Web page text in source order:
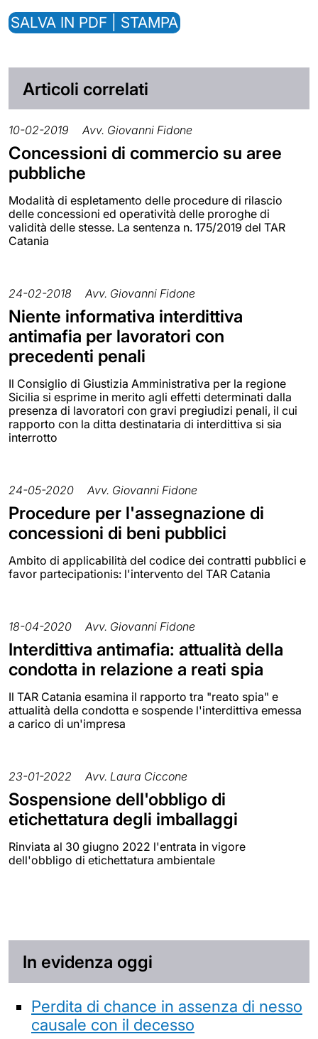
SALVA IN PDF | STAMPA
Articoli correlati
10-02-2019 Avv. Giovanni Fidone
Concessioni di commercio su aree
pubbliche
Modalità di espletamento delle procedure di rilascio
delle concessioni ed operatività delle proroghe di
validità delle stesse. La sentenza n. 175/2019 del TAR
Catania
24-02-2018 Avv. Giovanni Fidone
Niente informativa interdittiva
antimafia per lavoratori con
precedenti penali
Il Consiglio di Giustizia Amministrativa per la regione
Sicilia si esprime in merito agli effetti determinati dalla
presenza di lavoratori con gravi pregiudizi penali, il cui
rapporto con la ditta destinataria di interdittiva si sia
interrotto
24-05-2020 Avv. Giovanni Fidone
Procedure per l'assegnazione di
concessioni di beni pubblici
Ambito di applicabilità del codice dei contratti pubblici e
favor partecipationis: l'intervento del TAR Catania
18-04-2020 Avv. Giovanni Fidone
Interdittiva antimafia: attualità della
condotta in relazione a reati spia
Il TAR Catania esamina il rapporto tra "reato spia" e
attualità della condotta e sospende l'interdittiva emessa
a carico di un'impresa
23-01-2022 Avv. Laura Ciccone
Sospensione dell'obbligo di
etichettatura degli imballaggi
Rinviata al 30 giugno 2022 l'entrata in vigore
dell'obbligo di etichettatura ambientale
In evidenza oggi
Perdita di chance in assenza di nesso
causale con il decesso